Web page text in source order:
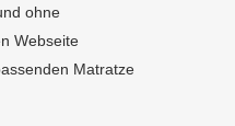
ohne
Webseite
Matratze